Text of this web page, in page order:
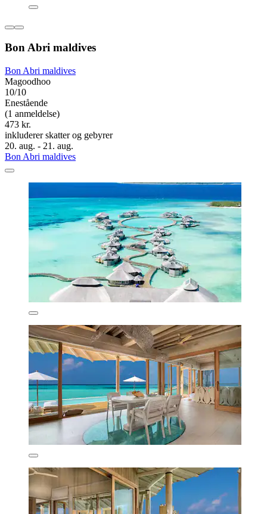
Bon Abri maldives
Bon Abri maldives
Magoodhoo
10/10
Enestående
(1 anmeldelse)
473 kr.
inkluderer skatter og gebyrer
20. aug. - 21. aug.
Bon Abri maldives